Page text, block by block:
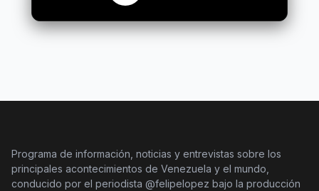
Programa de información, noticias y entrevistas sobre los
principales acontecimientos de Venezuela y el mundo,
conducido por el periodista @felipelopez bajo la producción